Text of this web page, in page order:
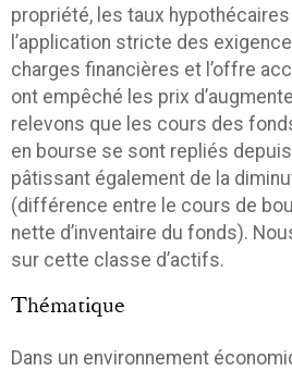
propriété, les taux
l’application stricte des
charges financières et l’offre
ont empêché les prix
relevons que les cours des
en bourse se sont repliés depuis
pâtissant également de la
(différence entre le cours de
nette d’inventaire du fonds).
sur cette classe d’actifs.
Thématique
Dans un environnement